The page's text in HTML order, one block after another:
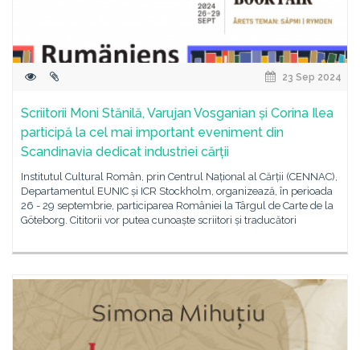
23 Sep 2024
Scriitorii Moni Stănilă, Varujan Vosganian și Corina Ilea
participă la cel mai important eveniment din
Scandinavia dedicat industriei cărții
Institutul Cultural Român, prin Centrul Național al Cărții (CENNAC),
Departamentul EUNIC și ICR Stockholm, organizează, în perioada
26 - 29 septembrie, participarea României la Târgul de Carte de la
Göteborg. Cititorii vor putea cunoaște scriitori și traducători